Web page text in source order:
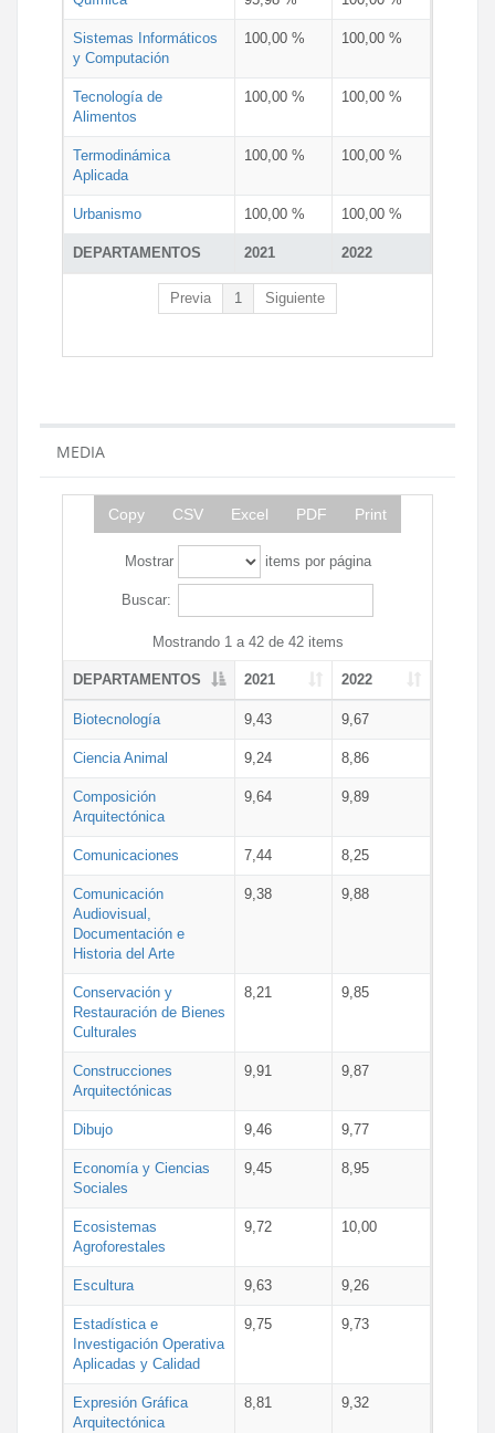
DEPARTAMENTOS 2021 2022
Sistemas Informáticos
y Computación
100,00 % 100,00 %
Tecnología de
Alimentos
100,00 % 100,00 %
Termodinámica
Aplicada
100,00 % 100,00 %
Urbanismo 100,00 % 100,00 %
Previa 1 Siguiente
MEDIA
Copy CSV Excel PDF Print
Mostrar items por página
Buscar:
Mostrando 1 a 42 de 42 items
DEPARTAMENTOS 2021 2022
Biotecnología 9,43 9,67
Ciencia Animal 9,24 8,86
Composición
Arquitectónica
9,64 9,89
Comunicaciones 7,44 8,25
Comunicación
Audiovisual,
Documentación e
Historia del Arte
9,38 9,88
Conservación y
Restauración de Bienes
Culturales
8,21 9,85
Construcciones
Arquitectónicas
9,91 9,87
Dibujo 9,46 9,77
Economía y Ciencias
Sociales
9,45 8,95
Ecosistemas
Agroforestales
9,72 10,00
Escultura 9,63 9,26
Estadística e
Investigación Operativa
Aplicadas y Calidad
9,75 9,73
Expresión Gráfica
Arquitectónica
8,81 9,32